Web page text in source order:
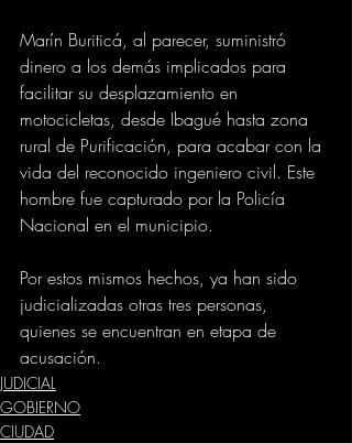
Marín Buriticá, al parecer, suministró
dinero a los demás implicados para
facilitar su desplazamiento en
motocicletas, desde Ibagué hasta zona
rural de Purificación, para acabar con la
vida del reconocido ingeniero civil. Este
hombre fue capturado por la Policía
Nacional en el municipio.
Por estos mismos hechos, ya han sido
judicializadas otras tres personas,
quienes se encuentran en etapa de
acusación.
JUDICIAL
GOBIERNO
CIUDAD